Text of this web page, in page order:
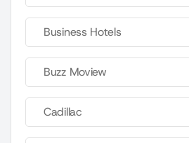
Business Hotels
Buzz Moview
Cadillac